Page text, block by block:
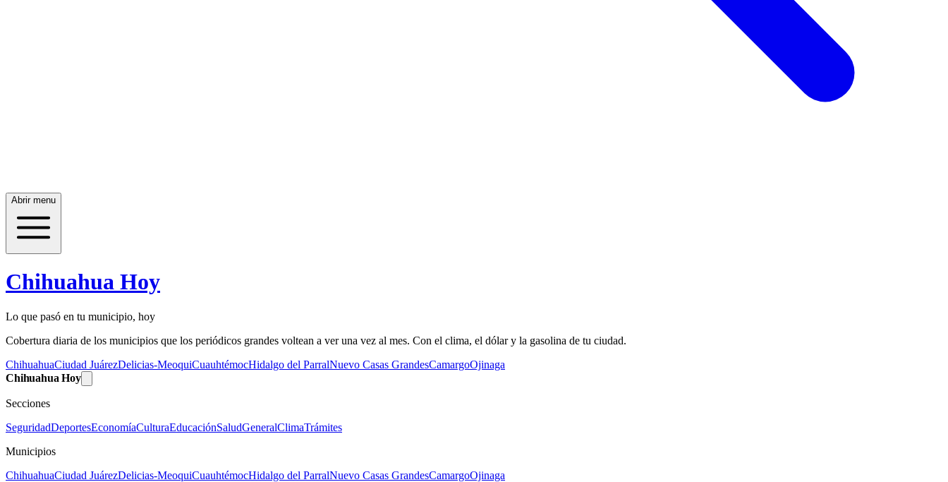
Abrir menu
Chihuahua Hoy
Lo que pasó en tu municipio, hoy
Cobertura diaria de los municipios que los periódicos grandes voltean a ver una vez al mes. Con el clima, el dólar y la gasolina de tu ciudad.
ChihuahuaCiudad JuárezDelicias-MeoquiCuauhtémocHidalgo del ParralNuevo Casas GrandesCamargoOjinaga
Chihuahua Hoy
Secciones
SeguridadDeportesEconomíaCulturaEducaciónSaludGeneralClimaTrámites
Municipios
ChihuahuaCiudad JuárezDelicias-MeoquiCuauhtémocHidalgo del ParralNuevo Casas GrandesCamargoOjinaga